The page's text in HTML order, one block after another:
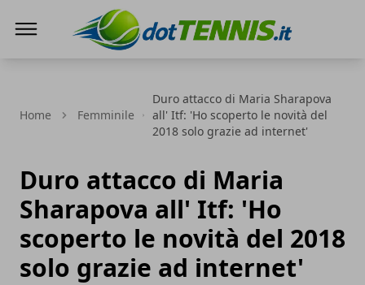
Home Femminile
Duro attacco di Maria Sharapova
all' Itf: 'Ho scoperto le novità del
2018 solo grazie ad internet'
Duro attacco di Maria
Sharapova all' Itf: 'Ho
scoperto le novità del 2018
solo grazie ad internet'